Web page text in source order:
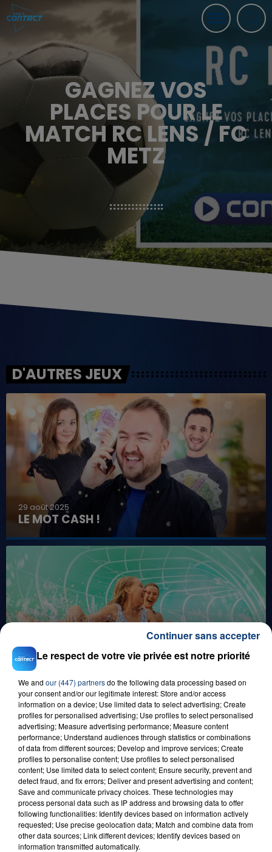
GAGNEZ VOS
PLACES POUR LE
MATCH RC LENS / FC
METZ
D'AUTRES JEUX
29 août 2025
LE MOT CASH !
1er août 2026
GAGNEZ VOS ENTRÉES POUR TOUTE LA
FAMILLE À PLOPSAQUA !
21 juillet 2026
GAGNEZ VOS ENTRÉES EN FAMILLE À
DENNLYS PARC !
Le respect de votre vie privée est notre priorité
We and our (447) partnersdo the following data processing based on
your consent and/or our legitimate interest: Store and/or access
information on a device; Use limited data to select advertising; Create
profiles for personalised advertising; Use profiles to select personalised
advertising; Measure advertising performance; Measure content
performance; Understand audiences through statistics or combinations
of data from different sources; Develop and improve services; Create
profiles to personalise content; Use profiles to select personalised
content; Use limited data to select content; Ensure security, prevent and
detect fraud, and fix errors; Deliver and present advertising and content;
Save and communicate privacy choices. These technologies may
process personal data such as IP address and browsing data to offer
following functionalities: Identify devices based on information actively
requested; Use precise geolocation data; Match and combine data from
other data sources; Link different devices; Identify devices based on
information transmitted automatically.
Continuer sans accepter